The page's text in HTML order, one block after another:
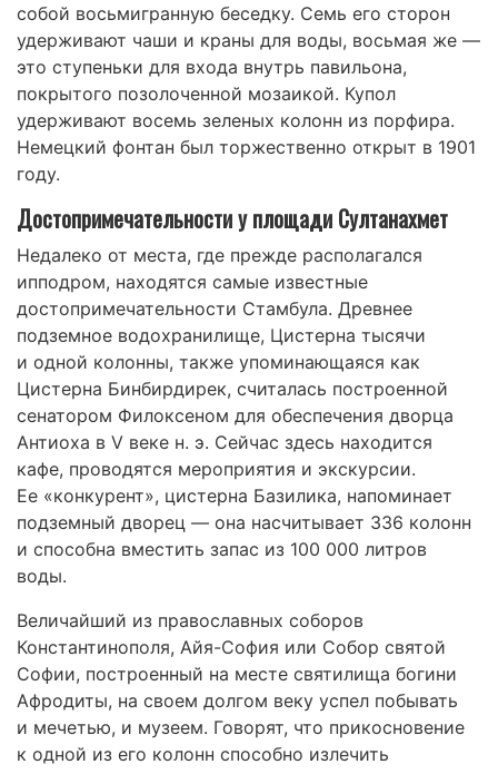
собой восьмигранную беседку. Семь его сторон
удерживают чаши и краны для воды, восьмая же —
это ступеньки для входа внутрь павильона,
покрытого позолоченной мозаикой. Купол
удерживают восемь зеленых колонн из порфира.
Немецкий фонтан был торжественно открыт в 1901
году.
Достопримечательности у площади Султанахмет
Недалеко от места, где прежде располагался
ипподром, находятся самые известные
достопримечательности Стамбула. Древнее
подземное водохранилище, Цистерна тысячи
и одной колонны, также упоминающаяся как
Цистерна Бинбирдирек, считалась построенной
сенатором Филоксеном для обеспечения дворца
Антиоха в V веке н. э. Сейчас здесь находится
кафе, проводятся мероприятия и экскурсии.
Ее «конкурент», цистерна Базилика, напоминает
подземный дворец — она насчитывает 336 колонн
и способна вместить запас из 100 000 литров
воды.
Величайший из православных соборов
Константинополя, Айя-София или Собор святой
Софии, построенный на месте святилища богини
Афродиты, на своем долгом веку успел побывать
и мечетью, и музеем. Говорят, что прикосновение
к одной из его колонн способно излечить